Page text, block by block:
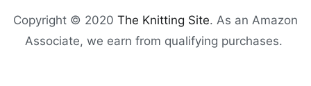
Copyright © 2020 The Knitting Site. As an Amazon
Associate, we earn from qualifying purchases.